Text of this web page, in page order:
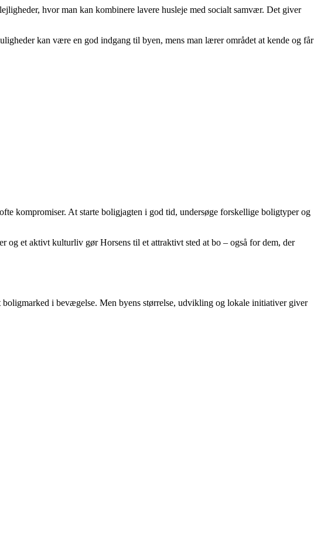
hvor man kan kombinere lavere husleje med socialt samvær. Det giver
kan være en god indgang til byen, mens man lærer området at kende og får
kompromiser. At starte boligjagten i god tid, undersøge forskellige boligtyper og
og et aktivt kulturliv gør Horsens til et attraktivt sted at bo – også for dem, der
i bevægelse. Men byens størrelse, udvikling og lokale initiativer giver